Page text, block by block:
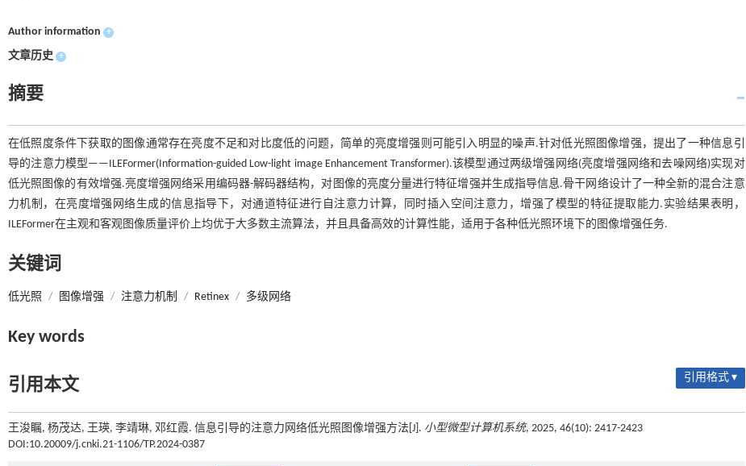
Author information +
文章历史 +
摘要
在低照度条件下获取的图像通常存在亮度不足和对比度低的问题，简单的亮度增强则可能引入明显的噪声.针对低光照图像增强，提出了一种信息引
导的注意力模型——ILEFormer(Information-guided Low-light image Enhancement Transformer).该模型通过两级增强网络(亮度增强网络和去噪网络)实现对
低光照图像的有效增强.亮度增强网络采用编码器-解码器结构，对图像的亮度分量进行特征增强并生成指导信息.骨干网络设计了一种全新的混合注意
力机制，在亮度增强网络生成的信息指导下，对通道特征进行自注意力计算，同时插入空间注意力，增强了模型的特征提取能力.实验结果表明，
ILEFormer在主观和客观图像质量评价上均优于大多数主流算法，并且具备高效的计算性能，适用于各种低光照环境下的图像增强任务.
关键词
低光照 / 图像增强 / 注意力机制 / Retinex / 多级网络
Key words
引用本文 引用格式 ▾
王浚瞩, 杨茂达, 王瑛, 李靖琳, 邓红霞. 信息引导的注意力网络低光照图像增强方法[J]. 小型微型计算机系统, 2025, 46(10): 2417-2423
DOI:10.20009/j.cnki.21-1106/TP.2024-0387